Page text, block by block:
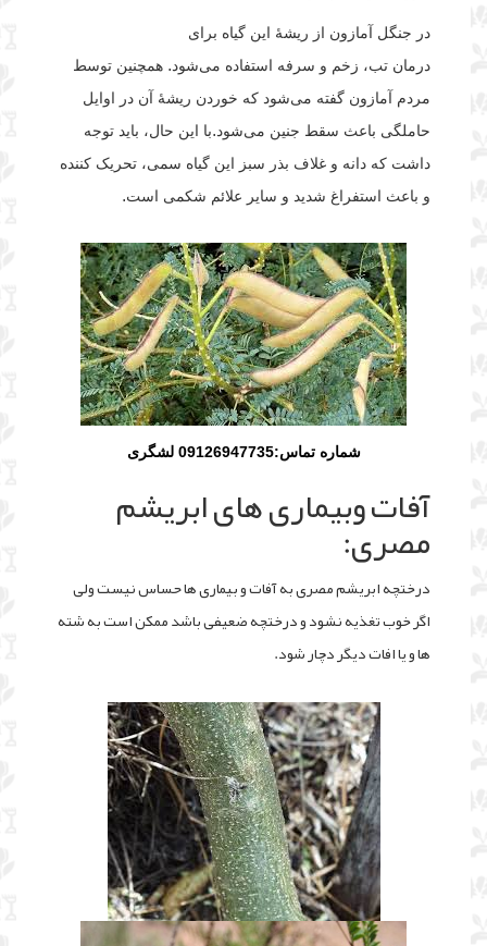
در جنگل آمازون از ریشهٔ این گیاه برای
درمان تب، زخم و سرفه استفاده می‌شود. همچنین توسط
مردم آمازون گفته می‌شود که خوردن ریشهٔ آن در اوایل
حاملگی باعث سقط جنین می‌شود.با این حال، باید توجه
داشت که دانه و غلاف بذر سبز این گیاه سمی، تحریک کننده
و باعث استفراغ شدید و سایر علائم شکمی است.
شماره تماس:09126947735 لشگری
آفات وبیماری های ابریشم
مصری:
درختچه ابریشم مصری به آفات و بیماری ها حساس نیست ولی
اگر خوب تغذیه نشود و درختچه ضعیفی باشد ممکن است به شته
ها و یا افات دیگر دچار شود.